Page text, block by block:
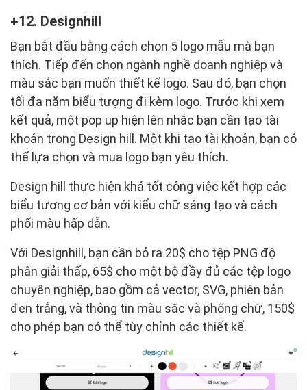
12. Designhill
Bạn bắt đầu bằng cách chọn 5 logo mẫu mà bạn
thích. Tiếp đến chọn ngành nghề doanh nghiệp và
màu sắc bạn muốn thiết kế logo. Sau đó, bạn chọn
tối đa năm biểu tượng đi kèm logo. Trước khi xem
kết quả, một pop up hiện lên nhắc bạn cần tạo tài
khoản trong Design hill. Một khi tạo tài khoản, bạn có
thể lựa chọn và mua logo bạn yêu thích.
Design hill thực hiện khá tốt công việc kết hợp các
biểu tượng cơ bản với kiểu chữ sáng tạo và cách
phối màu hấp dẫn.
Với Designhill, bạn cần bỏ ra 20$ cho tệp PNG độ
phân giải thấp, 65$ cho một bộ đầy đủ các tệp logo
chuyên nghiệp, bao gồm cả vector, SVG, phiên bản
đen trắng, và thông tin màu sắc và phông chữ, 150$
cho phép bạn có thể tùy chỉnh các thiết kế.